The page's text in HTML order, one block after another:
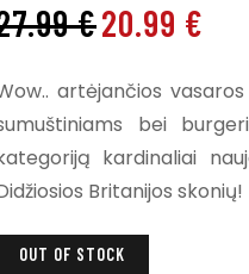
€20.99 €
artėjančios
bei
kardinaliai
Britanijos skonių!
OUT OF STOCK